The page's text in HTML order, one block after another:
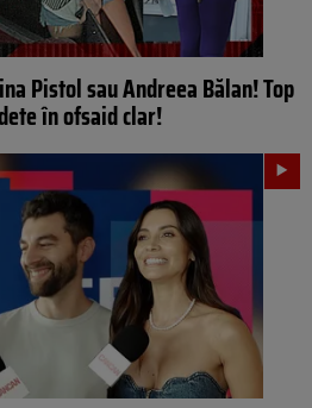
Pistol sau Andreea Bălan! Top
în ofsaid clar!